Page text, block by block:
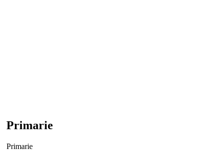
Primarie
Primarie